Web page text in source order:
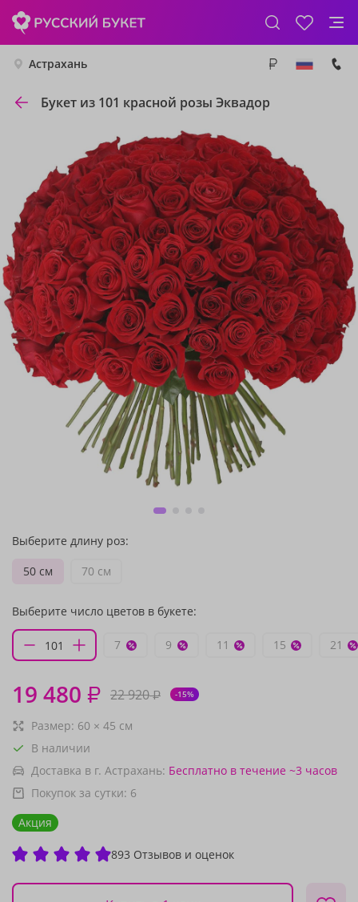
Астрахань
Букет из 101 красной розы Эквадор
Выберите длину роз:
50 см
70 см
Выберите число цветов в букете:
7 9 11 15 21
19 480 ₽ 22 920₽ -15%
Размер: 60 × 45 см
В наличии
Доставка в г. Астрахань: Бесплатно в течение ~3 часов
Покупок за сутки: 6
Акция
893 Отзывов и оценок